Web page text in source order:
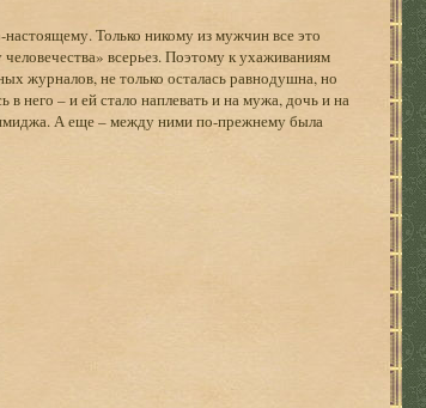
Только никому из мужчин все это
всерьез. Поэтому к ухаживаниям
журналов, не только осталась равнодушна, но
него – и ей стало наплевать и на мужа, дочь и на
имиджа. А еще – между ними по-прежнему была